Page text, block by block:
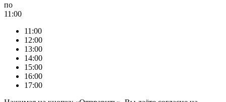
по
11:00
11:00
12:00
13:00
14:00
15:00
16:00
17:00